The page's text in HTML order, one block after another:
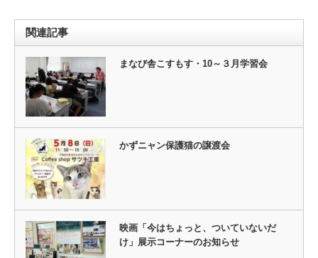
関連記事
まなび舎こすもす・10～３月学習会
かずニャン保護猫の譲渡会
映画「今はちょっと、ついていないだ
け」展示コーナーのお知らせ